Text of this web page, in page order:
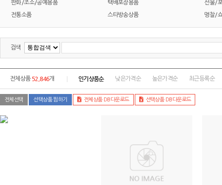
판화/조소/공예용품 택배포장용품 선물/
전통소품 스타방송상품 명찰/
검색
전체상품 52,846개 인기상품순 낮은가격순 높은가격순 최근등록순
전체선택 선택상품 찜하기 전체상품 DB다운로드 선택상품 DB다운로드